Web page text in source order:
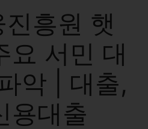
진흥원 햇
요 서민 대
악 | 대출,
용대출